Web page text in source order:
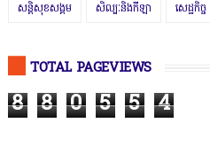
សន្តិសុខសង្គម សិល្បៈនិងកីឡា សេដ្ឋកិច្ច
TOTAL PAGEVIEWS
8 8 0 5 5 4